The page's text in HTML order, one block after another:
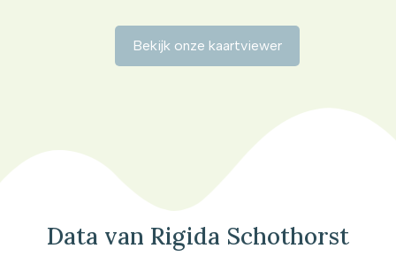
Bekijk onze kaartviewer
Data van Rigida Schothorst